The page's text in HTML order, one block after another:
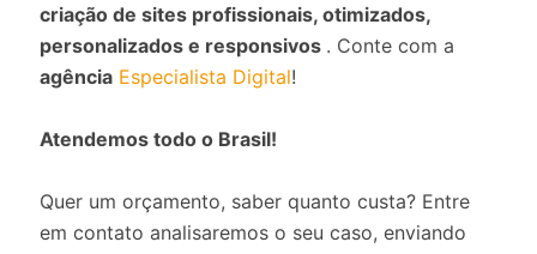
criação de sites profissionais, otimizados,
personalizados e responsivos . Conte com a
agência Especialista Digital!
Atendemos todo o Brasil!
Quer um orçamento, saber quanto custa? Entre
em contato analisaremos o seu caso, enviando